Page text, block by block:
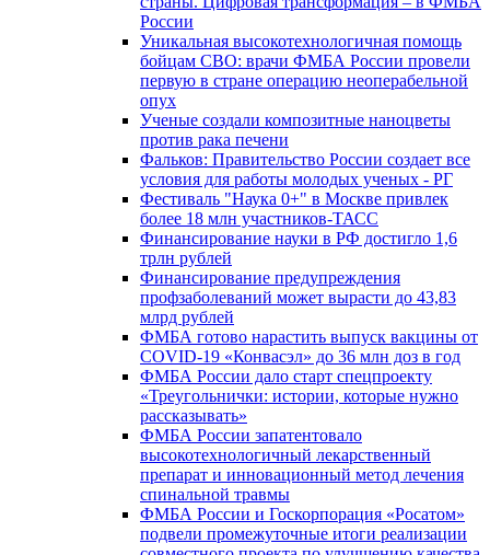
России
Уникальная высокотехнологичная помощь
бойцам СВО: врачи ФМБА России провели
первую в стране операцию неоперабельной
опух
Ученые создали композитные наноцветы
против рака печени
Фальков: Правительство России создает все
условия для работы молодых ученых - РГ
Фестиваль "Наука 0+" в Москве привлек
более 18 млн участников-ТАСС
Финансирование науки в РФ достигло 1,6
трлн рублей
Финансирование предупреждения
профзаболеваний может вырасти до 43,83
млрд рублей
ФМБА готово нарастить выпуск вакцины от
COVID-19 «Конвасэл» до 36 млн доз в год
ФМБА России дало старт спецпроекту
«Треугольнички: истории, которые нужно
рассказывать»
ФМБА России запатентовало
высокотехнологичный лекарственный
препарат и инновационный метод лечения
спинальной травмы
ФМБА России и Госкорпорация «Росатом»
подвели промежуточные итоги реализации